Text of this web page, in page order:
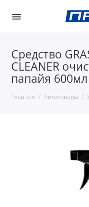
Средство
CLEANER
папайя
Главная Автотовары